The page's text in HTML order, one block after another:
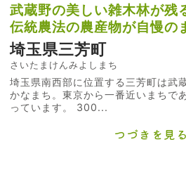
武蔵野の美しい雑木林が残
伝統農法の農産物が自慢の
埼玉県三芳町
さいたまけんみよしまち
埼玉県南西部に位置する三芳町は武
かなまち。東京から一番近いまちで
っています。 300...
つづきを見る